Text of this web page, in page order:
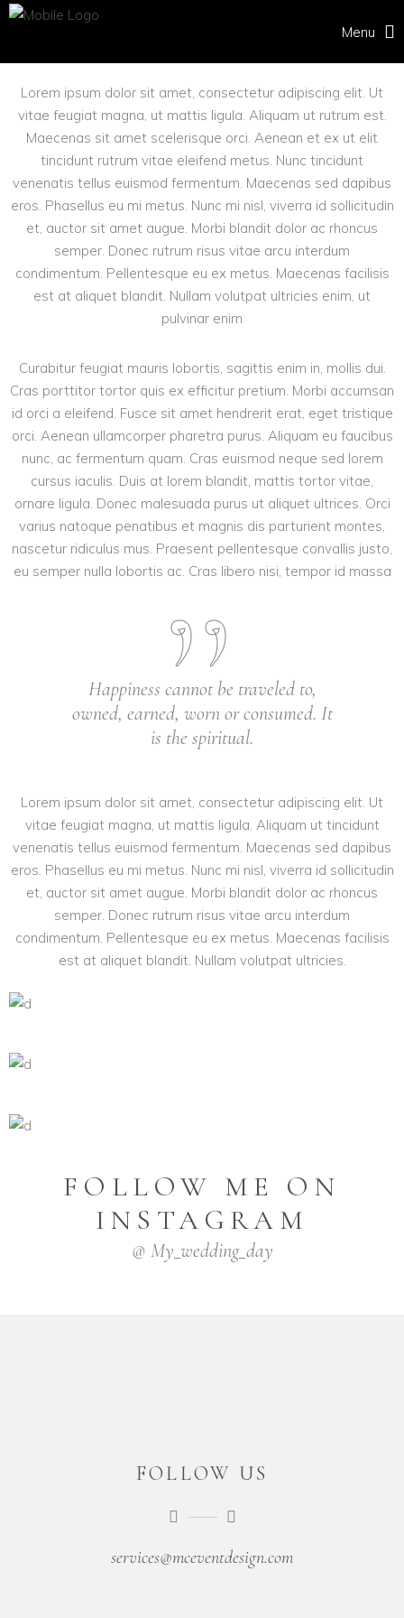
Menu
Lorem ipsum dolor sit amet, consectetur adipiscing elit. Ut
vitae feugiat magna, ut mattis ligula. Aliquam ut rutrum est.
Maecenas sit amet scelerisque orci. Aenean et ex ut elit
tincidunt rutrum vitae eleifend metus. Nunc tincidunt
venenatis tellus euismod fermentum. Maecenas sed dapibus
eros. Phasellus eu mi metus. Nunc mi nisl, viverra id sollicitudin
et, auctor sit amet augue. Morbi blandit dolor ac rhoncus
semper. Donec rutrum risus vitae arcu interdum
condimentum. Pellentesque eu ex metus. Maecenas facilisis
est at aliquet blandit. Nullam volutpat ultricies enim, ut
pulvinar enim
Curabitur feugiat mauris lobortis, sagittis enim in, mollis dui.
Cras porttitor tortor quis ex efficitur pretium. Morbi accumsan
id orci a eleifend. Fusce sit amet hendrerit erat, eget tristique
orci. Aenean ullamcorper pharetra purus. Aliquam eu faucibus
nunc, ac fermentum quam. Cras euismod neque sed lorem
cursus iaculis. Duis at lorem blandit, mattis tortor vitae,
ornare ligula. Donec malesuada purus ut aliquet ultrices. Orci
varius natoque penatibus et magnis dis parturient montes,
nascetur ridiculus mus. Praesent pellentesque convallis justo,
eu semper nulla lobortis ac. Cras libero nisi, tempor id massa
Happiness cannot be traveled to,
owned, earned, worn or consumed. It
is the spiritual.
Lorem ipsum dolor sit amet, consectetur adipiscing elit. Ut
vitae feugiat magna, ut mattis ligula. Aliquam ut tincidunt
venenatis tellus euismod fermentum. Maecenas sed dapibus
eros. Phasellus eu mi metus. Nunc mi nisl, viverra id sollicitudin
et, auctor sit amet augue. Morbi blandit dolor ac rhoncus
semper. Donec rutrum risus vitae arcu interdum
condimentum. Pellentesque eu ex metus. Maecenas facilisis
est at aliquet blandit. Nullam volutpat ultricies.
FOLLOW ME ON
INSTAGRAM
@ My_wedding_day
FOLLOW US
services@mceventdesign.com